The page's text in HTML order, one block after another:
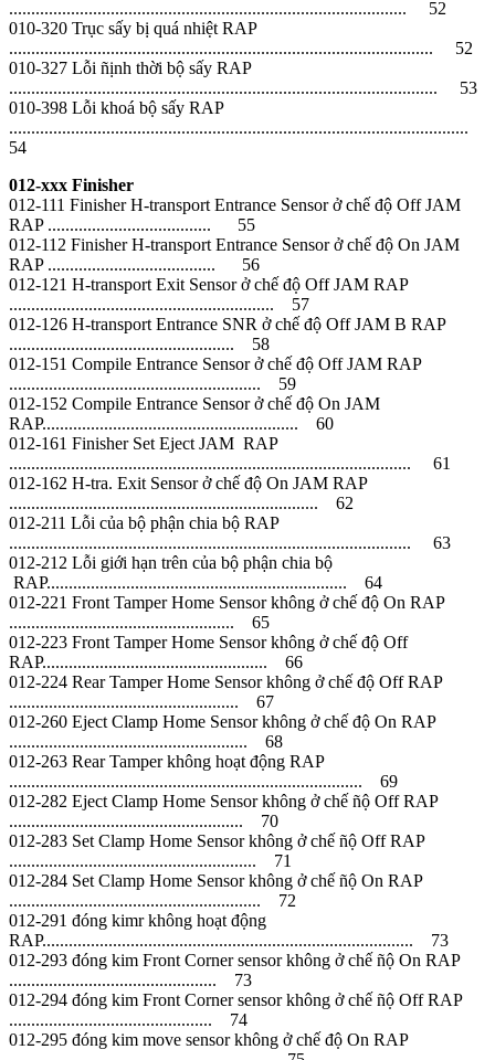
.......................................................................................... 52
010-320 Trục sấy bị quá nhiệt RAP
................................................................................................ 52
010-327 Lỗi ñịnh thời bộ sấy RAP
................................................................................................. 53
010-398 Lỗi khoá bộ sấy RAP
........................................................................................................
54
012-xxx Finisher
012-111 Finisher H-transport Entrance Sensor ở chế độ Off JAM
RAP ..................................... 55
012-112 Finisher H-transport Entrance Sensor ở chế độ On JAM
RAP ...................................... 56
012-121 H-transport Exit Sensor ở chế độ Off JAM RAP
............................................................ 57
012-126 H-transport Entrance SNR ở chế độ Off JAM B RAP
................................................... 58
012-151 Compile Entrance Sensor ở chế độ Off JAM RAP
......................................................... 59
012-152 Compile Entrance Sensor ở chế độ On JAM
RAP.......................................................... 60
012-161 Finisher Set Eject JAM RAP
........................................................................................... 61
012-162 H-tra. Exit Sensor ở chế độ On JAM RAP
...................................................................... 62
012-211 Lỗi của bộ phận chia bộ RAP
........................................................................................... 63
012-212 Lỗi giới hạn trên của bộ phận chia bộ
RAP.................................................................... 64
012-221 Front Tamper Home Sensor không ở chế độ On RAP
................................................... 65
012-223 Front Tamper Home Sensor không ở chế độ Off
RAP................................................... 66
012-224 Rear Tamper Home Sensor không ở chế độ Off RAP
.................................................... 67
012-260 Eject Clamp Home Sensor không ở chế độ On RAP
...................................................... 68
012-263 Rear Tamper không hoạt động RAP
................................................................................ 69
012-282 Eject Clamp Home Sensor không ở chế ñộ Off RAP
..................................................... 70
012-283 Set Clamp Home Sensor không ở chế ñộ Off RAP
........................................................ 71
012-284 Set Clamp Home Sensor không ở chế ñộ On RAP
......................................................... 72
012-291 đóng kimr không hoạt động
RAP.................................................................................... 73
012-293 đóng kim Front Corner sensor không ở chế ñộ On RAP
............................................... 73
012-294 đóng kim Front Corner sensor không ở chế ñộ Off RAP
.............................................. 74
012-295 đóng kim move sensor không ở chế độ On RAP